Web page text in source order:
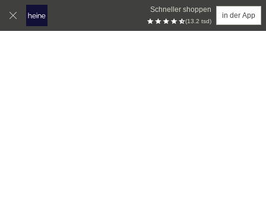
Schneller shoppen
(13.2 tsd)
in der App